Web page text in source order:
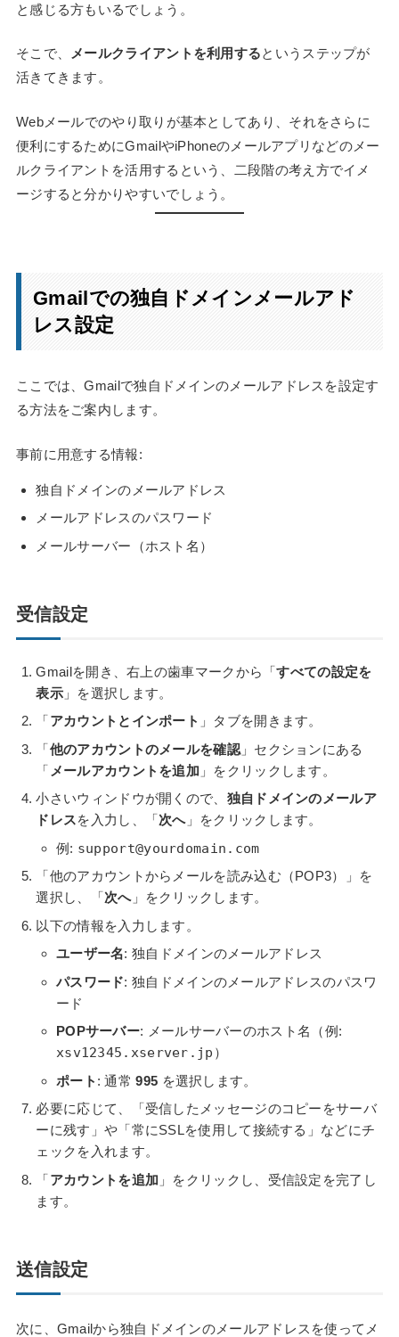
と感じる方もいるでしょう。
そこで、 メールクライアントを利用するというステップが
活きてきます。
Webメールでのやり取りが基本としてあり、それをさらに
便利にするためにGmailやiPhoneのメールアプリなどのメー
ルクライアントを活用するという、二段階の考え方でイメ
ージすると分かりやすいでしょう。
Gmailでの独自ドメインメールアド
レス設定
ここでは、Gmailで独自ドメインのメールアドレスを設定す
る方法をご案内します。
事前に用意する情報:
独自ドメインのメールアドレス
メールアドレスのパスワード
メールサーバー（ホスト名）
受信設定
Gmailを開き、右上の歯車マークから「すべての設定を
表示 」を選択します。
「アカウントとインポート 」タブを開きます。
「他のアカウントのメールを確認」セクションにある
「 メールアカウントを追加 」をクリックします。
小さいウィンドウが開くので、 独自ドメインのメールア
ドレスを入力し、「次へ」をクリックします。
例: support@yourdomain.com
「他のアカウントからメールを読み込む（POP3）」を
選択し、「次へ」をクリックします。
以下の情報を入力します。
ユーザー名: 独自ドメインのメールアドレス
パスワード: 独自ドメインのメールアドレスのパスワ
ード
POPサーバー: メールサーバーのホスト名（例:
xsv12345.xserver.jp ）
ポート : 通常995 を選択します。
必要に応じて、「受信したメッセージのコピーをサーバ
ーに残す」や「常にSSLを使用して接続する」などにチ
ェックを入れます。
「アカウントを追加 」をクリックし、受信設定を完了し
ます。
送信設定
次に、Gmailから独自ドメインのメールアドレスを使ってメ